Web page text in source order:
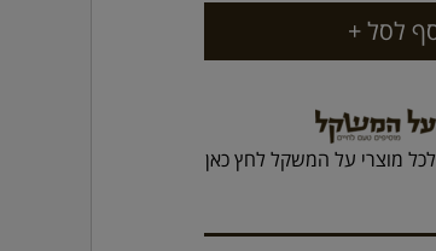
לכל מוצרי על המשקל לחץ כאן